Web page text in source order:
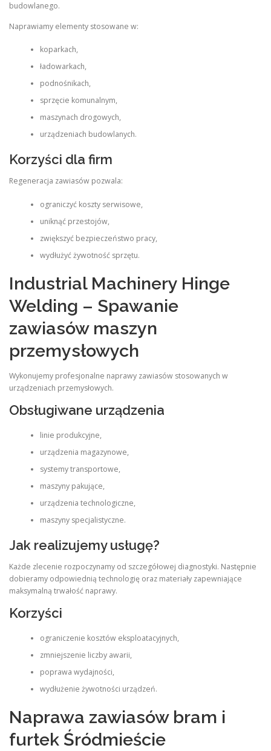
budowlanego.
Naprawiamy elementy stosowane w:
koparkach,
ładowarkach,
podnośnikach,
sprzęcie komunalnym,
maszynach drogowych,
urządzeniach budowlanych.
Korzyści dla firm
Regeneracja zawiasów pozwala:
ograniczyć koszty serwisowe,
uniknąć przestojów,
zwiększyć bezpieczeństwo pracy,
wydłużyć żywotność sprzętu.
Industrial Machinery Hinge
Welding – Spawanie
zawiasów maszyn
przemysłowych
Wykonujemy profesjonalne naprawy zawiasów stosowanych w
urządzeniach przemysłowych.
Obsługiwane urządzenia
linie produkcyjne,
urządzenia magazynowe,
systemy transportowe,
maszyny pakujące,
urządzenia technologiczne,
maszyny specjalistyczne.
Jak realizujemy usługę?
Każde zlecenie rozpoczynamy od szczegółowej diagnostyki. Następnie
dobieramy odpowiednią technologię oraz materiały zapewniające
maksymalną trwałość naprawy.
Korzyści
ograniczenie kosztów eksploatacyjnych,
zmniejszenie liczby awarii,
poprawa wydajności,
wydłużenie żywotności urządzeń.
Naprawa zawiasów bram i
furtek Śródmieście